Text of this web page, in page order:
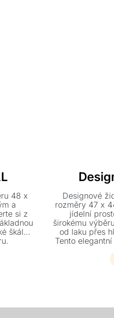
48 x
a
si z
škále
Designové
rozměry 47 x
jídelní
širokému
od laku přes
Tento
k